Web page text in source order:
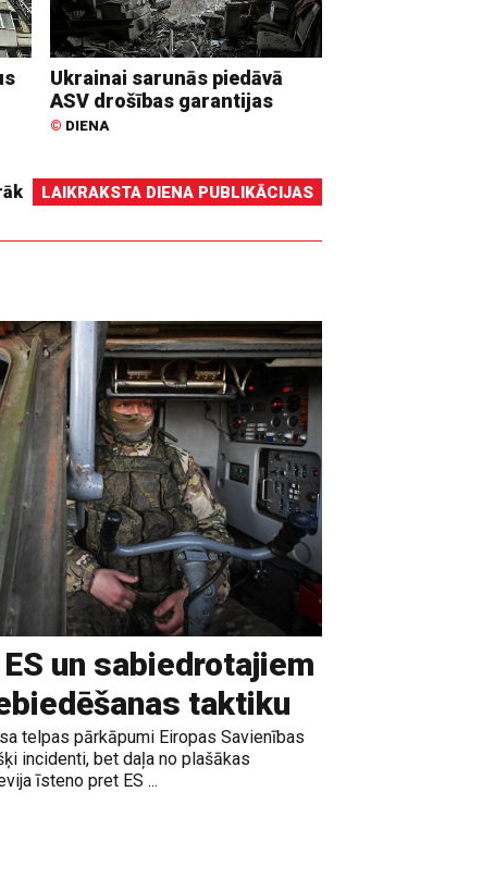
Ukrainai sarunās piedāvā
ASV drošības garantijas
© DIENA
LAIKRAKSTA DIENA PUBLIKĀCIJAS
un sabiedrotajiem
taktiku
telpas pārkāpumi Eiropas Savienības
incidenti, bet daļa no plašākas
īsteno pret ES ...